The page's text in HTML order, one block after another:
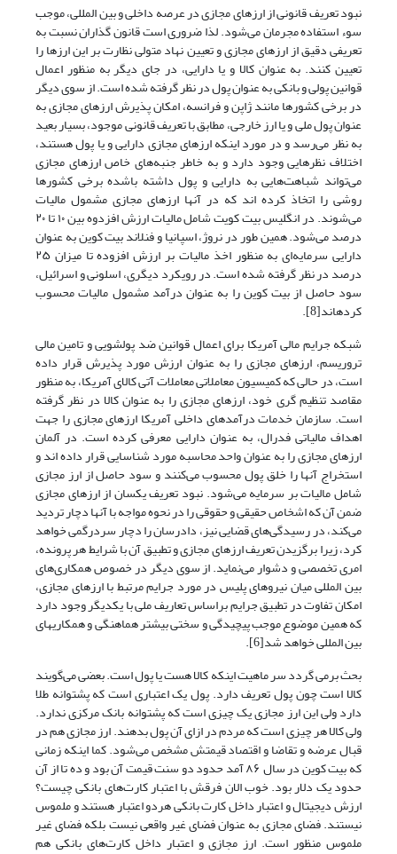
نبود تعریف قانونی از ارزهای مجازی در عرصه داخلی و بین المللی، موجب
سوء استفاده مجرمان‌ می‌شود. لذا ضروری است قانون گذاران نسبت به
تعریفی دقیق از ارزهای مجازی و تعیین نهاد متولی نظارت بر این ارزها را
تعیین کنند. به عنوان کالا و یا دارایی، در جای دیگر به منظور اعمال
قوانین پولی و بانکی به عنوان پول در نظر گرفته شده است. از سوی دیگر
در برخی کشورها مانند ژاپن و فرانسه، امکان پذیرش ارزهای مجازی به
عنوان پول ملی و یا ارز خارجی، مطابق با تعریف قانونی موجود، بسیار بعید
به نظر‌ می‌رسد و در مورد اینکه ارزهای مجازی دارایی و یا پول هستند،
اختلاف نظرهایی وجود دارد و به خاطر جنبه‌های خاص ارزهای مجازی‌
می‌تواند شباهت‌هایی به دارایی و پول داشته باشده برخی کشورها
روشی را اتخاذ کرده اند که در آنها ارزهای مجازی مشمول مالیات‌
می‌شوند. در انگلیس بیت کویت شامل مالیات ارزش افزدوه بین ۱۰ تا ۲۰
درصد‌ می‌شود. همین طور در نروژ، اسپانیا و فنلاند بیت کوین به عنوان
دارایی سرمایه‌‌ای به منظور اخذ مالیات بر ارزش افزوده تا میزان ۲۵
درصد در نظر گرفته شده است. در رویکرد دیگری، اسلونی و اسرائیل،
سود حاصل از بیت کوین را به عنوان درآمد مشمول مالیات محسوب
کرده­اند[8].
شبکه جرایم مالی آمریکا برای اعمال قوانین ضد پولشویی و تامین مالی
تروریسم، ارزهای مجازی را به عنوان ارزش مورد پذیرش قرار داده
است، در حالی که کمیسیون معاملاتی معاملات آتی کالای آمریکا، به منظور
مقاصد تنظیم گری خود، ارزهای مجازی را به عنوان کالا در نظر گرفته
است. سازمان خدمات درآمدهای داخلی آمریکا ارزهای مجازی را جهت
اهداف مالیاتی فدرال، به عنوان دارایی معرفی کرده است. در آلمان
ارزهای مجازی را به عنوان واحد محاسبه مورد شناسایی قرار داده اند و
استخراج آنها را خلق پول محسوب‌ می‌کنند و سود حاصل از ارز مجازی
شامل مالیات بر سرمایه‌ می‌شود. نبود تعریف یکسان از ارزهای مجازی
ضمن آن که اشخاص حقیقی و حقوقی را در نحوه مواجه با آنها دچار تردید‌
می‌کند، در رسیدگی‌های قضایی نیز، دادرسان را دچار سردرگمی خواهد
کرد، زیرا برگزیدن تعریف ارزهای مجازی و تطبیق آن با شرایط هر پرونده،
امری تخصصی و دشوار‌ می‌نماید. از سوی دیگر در خصوص همکاری‌های
بین المللی میان نیروهای پلیس در مورد جرایم مرتبط با ارزهای مجازی،
امکان تفاوت در تطبیق جرایم براساس تعاریف ملی با یکدیگر وجود دارد
که همین موضوع موجب پیچیدگی و سختی بیشتر هماهنگی و همکاریهای
بین المللی خواهد شد[6].
بحث برمی گردد سر ماهیت اینکه کالا هست یا پول است. بعضی‌ می‌گویند
کالا است چون پول تعریف دارد. پول یک اعتباری است که پشتوانه طلا
دارد ولی این ارز مجازی یک چیزی است که پشتوانه بانک مرکزی ندارد.
ولی کالا هر چیزی است که مردم در ازای آن پول بدهند. ارز مجازی هم در
قبال عرضه و تقاضا و اقتصاد قیمتش مشخص‌ می‌شود. کما اینکه زمانی
که بیت کوین در سال ۸۶ آمد حدود دو سنت قیمت آن بود و ده تا از آن
حدود یک دلار بود. خوب الان فرقش با اعتبار کارت‌های بانکی چیست؟
ارزش دیجیتال و اعتبار داخل کارت بانکی هردو اعتبار هستند و ملموس
نیستند. فضای مجازی به عنوان فضای غیر واقعی نیست بلکه فضای غیر
ملموس منظور است. ارز مجازی و اعتبار داخل کارت‌های بانکی هم